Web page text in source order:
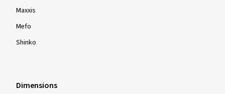
Maxxis
Mefo
Shinko
Dimensions